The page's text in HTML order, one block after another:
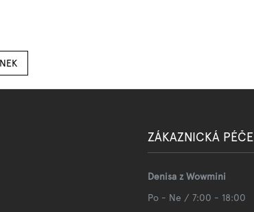
ZÁKAZNICKÁ PÉČE
Denisa z Wowmini
Po - Ne / 7:00 - 18:00